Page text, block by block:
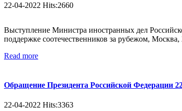
22-04-2022 Hits:2660
Выступление Министра иностранных дел
поддержке соотечественников за рубежом,
Read more
Обращение Президента Российской Федерации
22-04-2022 Hits:3363